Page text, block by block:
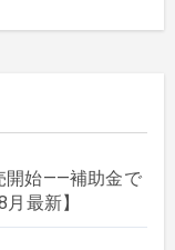
開始——補助金で
最新】